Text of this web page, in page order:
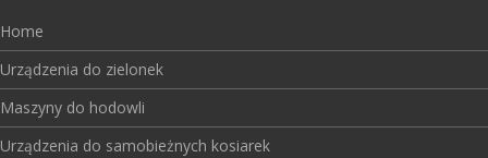
Home
Urządzenia do zielonek
Maszyny do hodowli
Urządzenia do samobieżnych kosiarek